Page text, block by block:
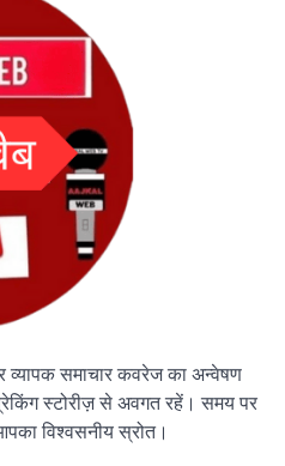
व्यापक समाचार कवरेज का अन्वेषण
स्टोरीज़ से अवगत रहें। समय पर
विश्वसनीय स्रोत।